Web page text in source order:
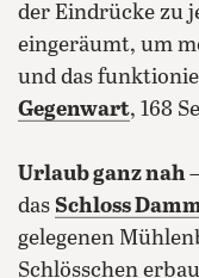
der Eindrücke zu
eingeräumt, um
und das
Gegenwart, 168
Urlaub ganz nah –
das Schloss
gelegenen
Schlösschen